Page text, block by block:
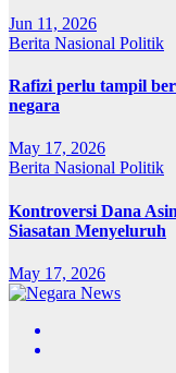
Jun 11, 2026
Berita Nasional Politik
Rafizi perlu tampil
negara
May 17, 2026
Berita Nasional Politik
Kontroversi Dana
Siasatan Menyeluruh
May 17, 2026